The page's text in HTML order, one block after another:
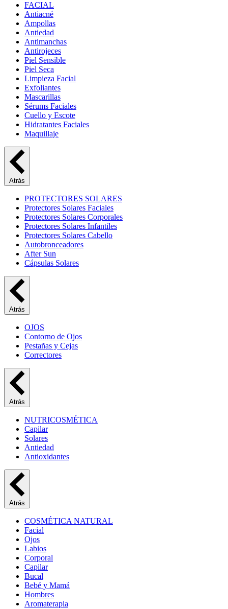
FACIAL
Antiacné
Ampollas
Antiedad
Antimanchas
Antirojeces
Piel Sensible
Piel Seca
Limpieza Facial
Exfoliantes
Mascarillas
Sérums Faciales
Cuello y Escote
Hidratantes Faciales
Maquillaje
Atrás
PROTECTORES SOLARES
Protectores Solares Faciales
Protectores Solares Corporales
Protectores Solares Infantiles
Protectores Solares Cabello
Autobronceadores
After Sun
Cápsulas Solares
Atrás
OJOS
Contorno de Ojos
Pestañas y Cejas
Correctores
Atrás
NUTRICOSMÉTICA
Capilar
Solares
Antiedad
Antioxidantes
Atrás
COSMÉTICA NATURAL
Facial
Ojos
Labios
Corporal
Capilar
Bucal
Bebé y Mamá
Hombres
Aromaterapia